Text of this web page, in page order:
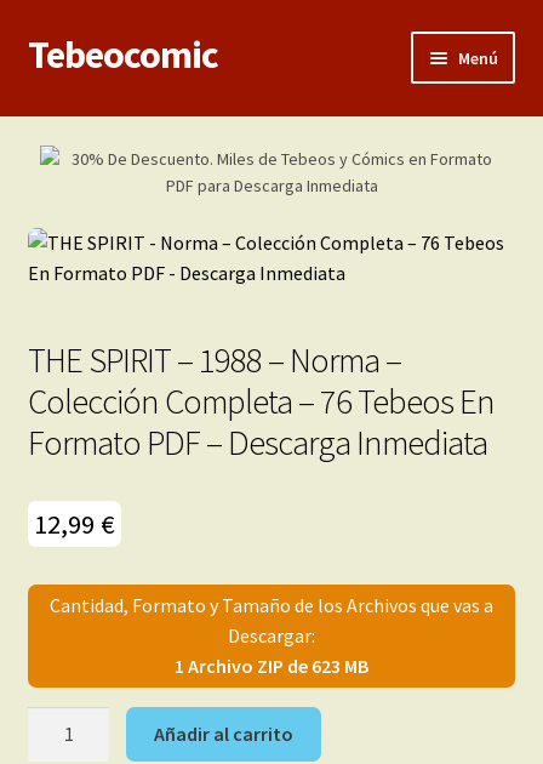
Ir
Ir
al
Tebeocomic Menú
Inicio
menú
Franco-Belga
Porno 3D
Inéditas
Demos
hijo
THE SPIRIT – 1988 – Norma –
Colección Completa – 76 Tebeos En
Formato PDF – Descarga Inmediata
12,99 €
Cantidad, Formato y Tamaño de los Archivos que vas a
Descargar:
1 Archivo ZIP de 623 MB
Añadir al carrito